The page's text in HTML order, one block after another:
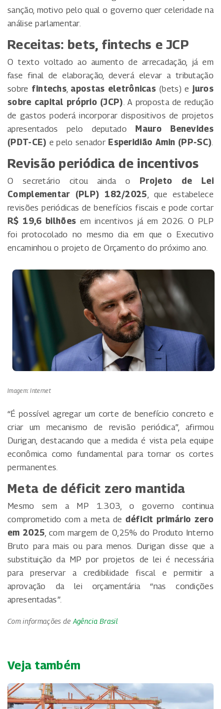
sanção, motivo pelo qual o governo quer celeridade na
análise parlamentar.
Receitas: bets, fintechs e JCP
O texto voltado ao aumento de arrecadação, já em
fase final de elaboração, deverá elevar a tributação
sobre fintechs, apostas eletrônicas (bets) e juros
sobre capital próprio (JCP). A proposta de redução
de gastos poderá incorporar dispositivos de projetos
apresentados pelo deputado
Mauro Benevides
(PDT-CE) e pelo senador Esperidião Amin (PP-SC).
Revisão periódica de incentivos
O secretário citou ainda o
Projeto de Lei
Complementar (PLP) 182/2025, que estabelece
revisões periódicas de benefícios fiscais e pode cortar
R$ 19,6 bilhões em incentivos já em 2026. O PLP
foi protocolado no mesmo dia em que o Executivo
encaminhou o projeto de Orçamento do próximo ano.
Imagem: Internet
“É possível agregar um corte de benefício concreto e
criar um mecanismo de revisão periódica”, afirmou
Durigan, destacando que a medida é vista pela equipe
econômica como fundamental para tornar os cortes
permanentes.
Meta de déficit zero mantida
Mesmo sem a MP 1.303, o governo continua
comprometido com a meta de déficit primário zero
em 2025 , com margem de 0,25% do Produto Interno
Bruto para mais ou para menos. Durigan disse que a
substituição da MP por projetos de lei é necessária
para preservar a credibilidade fiscal e permitir a
aprovação da lei orçamentária “nas condições
apresentadas”.
Com informações de Agência Brasil
Veja também